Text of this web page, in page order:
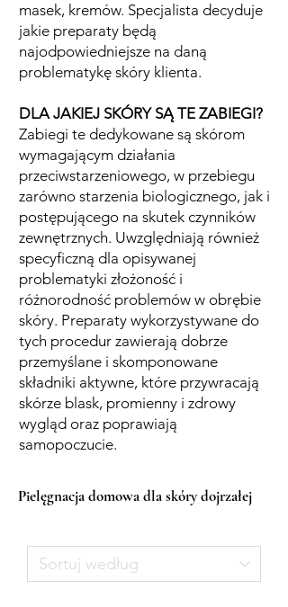
masek, kremów. Specjalista decyduje
jakie preparaty będą
najodpowiedniejsze na daną
problematykę skóry klienta.
DLA JAKIEJ SKÓRY SĄ TE ZABIEGI?
Zabiegi te dedykowane są skórom
wymagającym działania
przeciwstarzeniowego, w przebiegu
zarówno starzenia biologicznego, jak i
postępującego na skutek czynników
zewnętrznych. Uwzględniają również
specyficzną dla opisywanej
problematyki złożoność i
różnorodność problemów w obrębie
skóry. Preparaty wykorzystywane do
tych procedur zawierają dobrze
przemyślane i skomponowane
składniki aktywne, które przywracają
skórze blask, promienny i zdrowy
wygląd oraz poprawiają
samopoczucie.
Pielęgnacjadomowa dla skóry dojrzałej